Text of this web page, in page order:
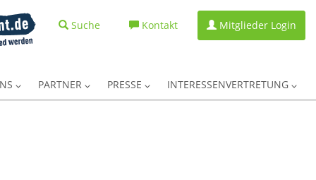
Suche Kontakt Mitglieder Login
PARTNER PRESSE INTERESSENVERTRETUNG